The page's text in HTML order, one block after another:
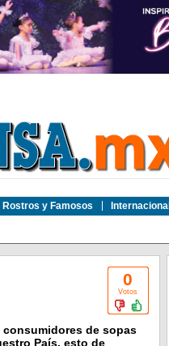
Rostros y Famosos Internacional
0
Votos
consumidores de sopas
País, esto de